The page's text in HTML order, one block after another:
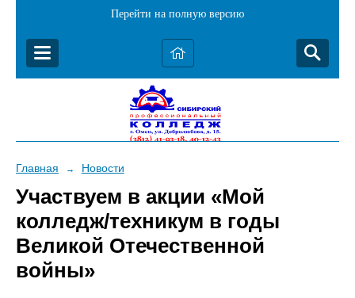
Перейти на полную версию
Главная → Новости
Участвуем в акции «Мой
колледж/техникум в годы
Великой Отечественной
войны»